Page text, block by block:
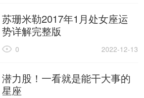
苏珊米勒2017年1月处女座运
势详解完整版
2022-12-13
0
潜力股！一看就是能干大事的
星座